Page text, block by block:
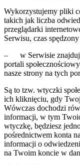
Wykorzystujemy pliki
takich jak liczba
przeglądarki
Serwisu, czas
– w Serwisie znajdują
portali
nasze strony na tych
Są to tzw. wtyczki
ich kliknięciu, gdy
Wówczas dochodzi
informacji, w tym
wtyczkę, będziesz
pośrednictwem konta
informacji o
na Twoim koncie w